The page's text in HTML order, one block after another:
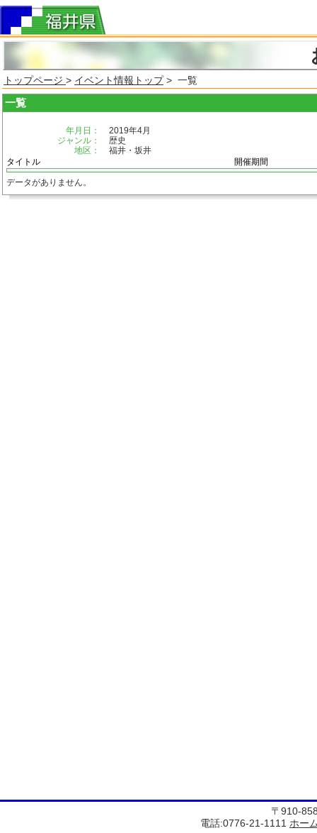
トップページ > イベント情報トップ> 一覧
一覧
年月日：
2019年4月
ジャンル：
歴史
地区：
福井・坂井
タイトル
開催期間
データがありません。
〒910-
電話:0776-21-1111 ホー